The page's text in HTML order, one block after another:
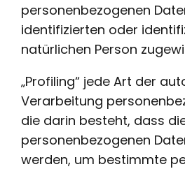
personenbezogenen
identifizierten oder
natürlichen Person
„Profiling“ jede Art der
Verarbeitung
die darin besteht, dass
personenbezogenen
werden, um bestimmte